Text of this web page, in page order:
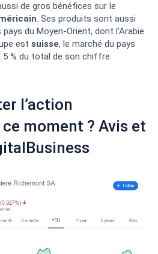
de gros bénéfices sur le
. Ses produits sont aussi
du Moyen-Orient, dont l’Arabie
est suisse, le marché du pays
5 % du total de son chiffre
l’action
moment ? Avis et